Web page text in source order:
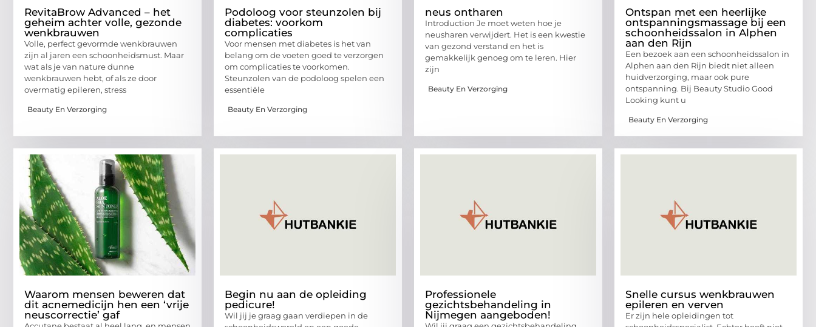
RevitaBrow Advanced – het
geheim achter volle, gezonde
wenkbrauwen
Volle, perfect gevormde wenkbrauwen
zijn al jaren een schoonheidsmust. Maar
wat als je van nature dunne
wenkbrauwen hebt, of als ze door
overmatig epileren, stress
Beauty En Verzorging
Podoloog voor steunzolen bij
diabetes: voorkom
complicaties
Voor mensen met diabetes is het van
belang om de voeten goed te verzorgen
om complicaties te voorkomen.
Steunzolen van de podoloog spelen een
essentiële
Beauty En Verzorging
neus ontharen
Introduction Je moet weten hoe je
neusharen verwijdert. Het is een kwestie
van gezond verstand en het is
gemakkelijk genoeg om te leren. Hier
zijn
Beauty En Verzorging
Ontspan met een heerlijke
ontspanningsmassage bij een
schoonheidssalon in Alphen
aan den Rijn
Een bezoek aan een schoonheidssalon in
Alphen aan den Rijn biedt niet alleen
huidverzorging, maar ook pure
ontspanning. Bij Beauty Studio Good
Looking kunt u
Beauty En Verzorging
Waarom mensen beweren dat
dit acnemedicijn hen een ‘vrije
neuscorrectie’ gaf
Begin nu aan de opleiding
pedicure!
Wil jij je graag gaan verdiepen in de
Professionele
gezichtsbehandeling in
Nijmegen aangeboden!
Snelle cursus wenkbrauwen
epileren en verven
Er zijn hele opleidingen tot